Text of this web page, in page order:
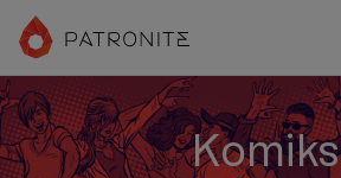
Komiks